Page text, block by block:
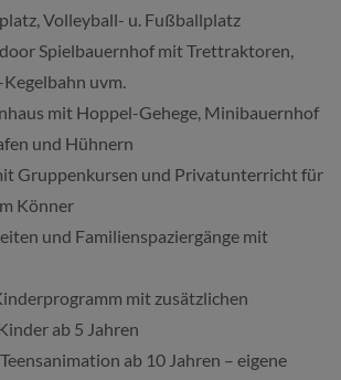
Volleyball- u. Fußballplatz
Spielbauernhof mit Trettraktoren,
uvm.
mit Hoppel-Gehege, Minibauernhof
und Hühnern
Gruppenkursen und Privatunterricht für
Könner
und Familienspaziergänge mit
mit zusätzlichen
ab 5 Jahren
ab 10 Jahren – eigene